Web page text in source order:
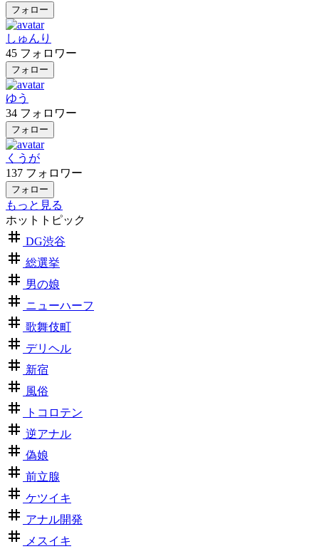
フォロー
しゅんり
45 フォロワー
フォロー
ゆう
34 フォロワー
フォロー
くうが
137 フォロワー
フォロー
もっと見る
ホットトピック
DG渋谷
総選挙
男の娘
ニューハーフ
歌舞伎町
デリヘル
新宿
風俗
トコロテン
逆アナル
偽娘
前立腺
ケツイキ
アナル開発
メスイキ